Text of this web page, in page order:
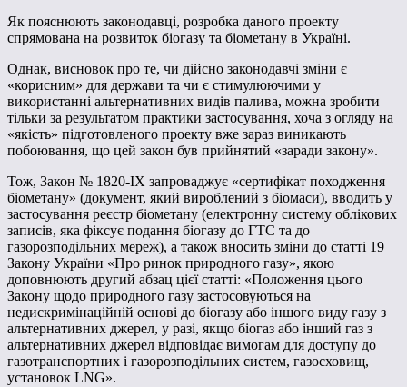
Як пояснюють законодавці, розробка даного проекту
спрямована на розвиток біогазу та біометану в Україні.
Однак, висновок про те, чи дійсно законодавчі зміни є
«корисним» для держави та чи є стимулюючими у
використанні альтернативних видів палива, можна зробити
тільки за результатом практики застосування, хоча з огляду на
«якість» підготовленого проекту вже зараз виникають
побоювання, що цей закон був прийнятий «заради закону».
Тож, Закон № 1820-IX запроваджує «сертифікат походження
біометану» (документ, який вироблений з біомаси), вводить у
застосування реєстр біометану (електронну систему облікових
записів, яка фіксує подання біогазу до ГТС та до
газорозподільних мереж), а також вносить зміни до статті 19
Закону України «Про ринок природного газу», якою
доповнюють другий абзац цієї статті: «Положення цього
Закону щодо природного газу застосовуються на
недискримінаційній основі до біогазу або іншого виду газу з
альтернативних джерел, у разі, якщо біогаз або інший газ з
альтернативних джерел відповідає вимогам для доступу до
газотранспортних і газорозподільних систем, газосховищ,
установок LNG».